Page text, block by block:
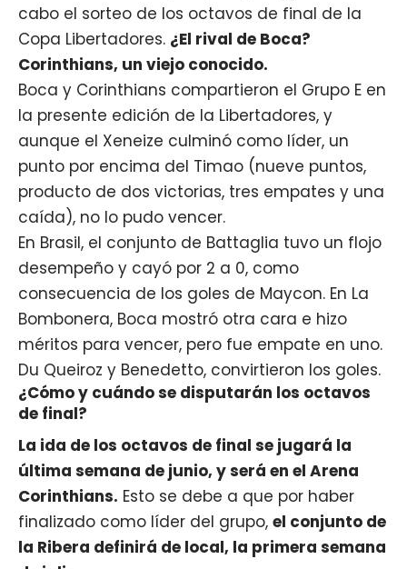
cabo el sorteo de los octavos de final de la
Copa Libertadores. ¿El rival de Boca?
Corinthians, un viejo conocido.
Boca y Corinthians compartieron el Grupo E en
la presente edición de la Libertadores, y
aunque el Xeneize culminó como líder, un
punto por encima del Timao (nueve puntos,
producto de dos victorias, tres empates y una
caída), no lo pudo vencer.
En Brasil, el conjunto de Battaglia tuvo un flojo
desempeño y cayó por 2 a 0, como
consecuencia de los goles de Maycon. En La
Bombonera, Boca mostró otra cara e hizo
méritos para vencer, pero fue empate en uno.
Du Queiroz y Benedetto, convirtieron los goles.
¿Cómo y cuándo se disputarán los octavos
de final?
La ida de los octavos de final se jugará la
última semana de junio, y será en el Arena
Corinthians. Esto se debe a que por haber
finalizado como líder del grupo, el conjunto de
la Ribera definirá de local, la primera semana